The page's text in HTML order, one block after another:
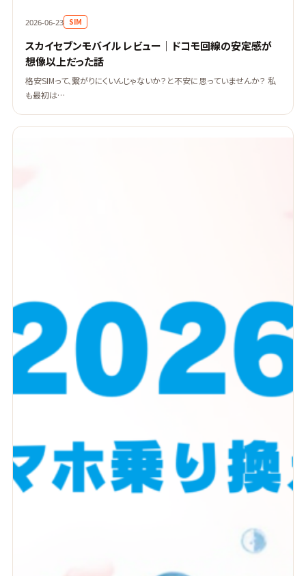
2026-06-23 SIM
スカイセブンモバイル レビュー｜ドコモ回線の安定感が
想像以上だった話
格安SIMって、繋がりにくいんじゃないか？と不安に思っていませんか？ 私
も最初は…